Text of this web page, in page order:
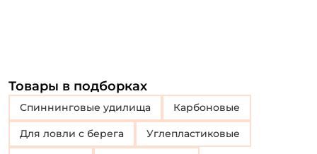
Товары в подборках
Спиннинговые удилища Карбоновые
Для ловли с берега Углепластиковые